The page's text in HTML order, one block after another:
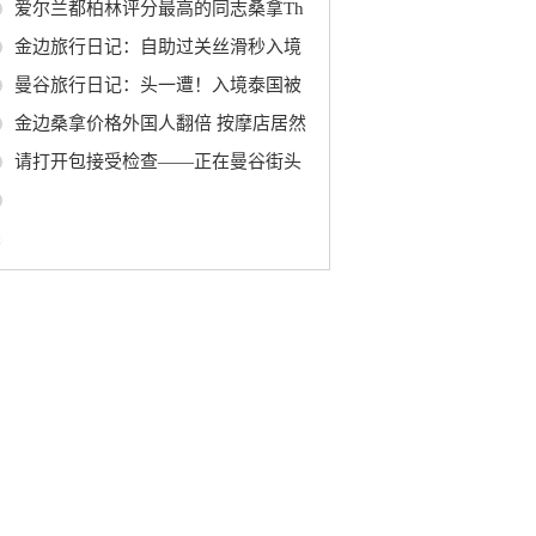
爱尔兰都柏林评分最高的同志桑拿Th
金边旅行日记：自助过关丝滑秒入境
曼谷旅行日记：头一遭！入境泰国被
金边桑拿价格外国人翻倍 按摩店居然
请打开包接受检查——正在曼谷街头